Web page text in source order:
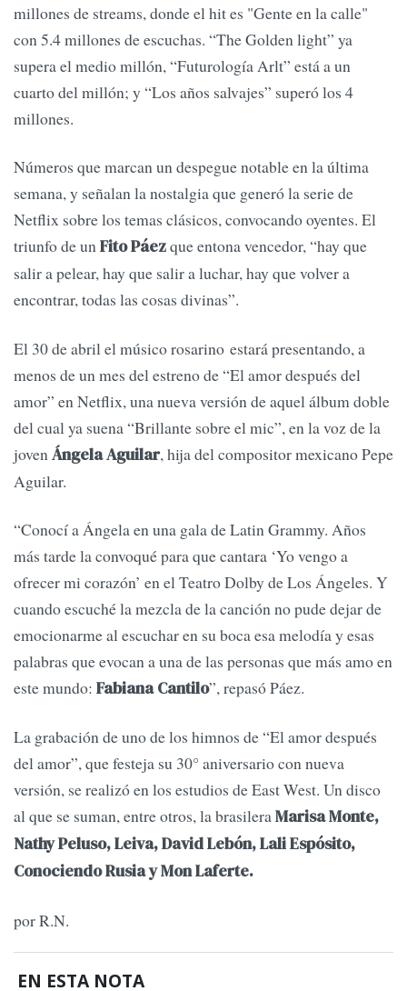
millones de streams, donde el hit es "Gente en la calle"
con 5.4 millones de escuchas. “The Golden light” ya
supera el medio millón, “Futurología Arlt” está a un
cuarto del millón; y “Los años salvajes” superó los 4
millones.
Números que marcan un despegue notable en la última
semana, y señalan la nostalgia que generó la serie de
Netflix sobre los temas clásicos, convocando oyentes. El
triunfo de unFito Páezque entona vencedor, “hay que
salir a pelear, hay que salir a luchar, hay que volver a
encontrar, todas las cosas divinas”.
El 30 de abril el músico rosarino estará presentando, a
menos de un mes del estreno de “El amor después del
amor” en Netflix, una nueva versión de aquel álbum doble
del cual ya suena “Brillante sobre el mic”, en la voz de la
jovenÁngela Aguilar, hija del compositor mexicano Pepe
Aguilar.
“Conocí a Ángela en una gala de Latin Grammy. Años
más tarde la convoqué para que cantara ‘Yo vengo a
ofrecer mi corazón’ en el Teatro Dolby de Los Ángeles. Y
cuando escuché la mezcla de la canción no pude dejar de
emocionarme al escuchar en su boca esa melodía y esas
palabras que evocan a una de las personas que más amo en
este mundo: Fabiana Cantilo”, repasó Páez.
La grabación de uno de los himnos de “El amor después
del amor”, que festeja su 30° aniversario con nueva
versión, se realizó en los estudios de East West. Un disco
al que se suman, entre otros, la brasileraMarisa Monte,
Nathy Peluso, Leiva, David Lebón, Lali Espósito,
Conociendo Rusia y Mon Laferte.
por R.N.
EN ESTA NOTA